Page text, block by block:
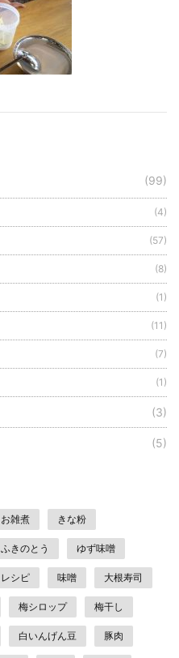
(99)
(4)
(57)
(8)
(1)
(11)
(7)
(1)
(3)
(5)
お雑煮 きな粉
ふきのとう ゆず味噌
レシピ 味噌 大根寿司
梅シロップ 梅干し
白いんげん豆 豚肉